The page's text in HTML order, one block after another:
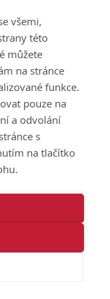
všemi,
této
můžete
na stránce
funkce.
pouze na
a odvolání
s
na tlačítko
150 784